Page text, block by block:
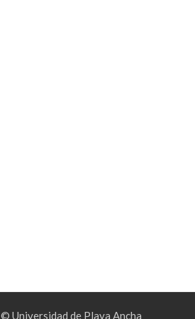
© Universidad de Playa Ancha